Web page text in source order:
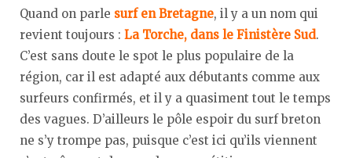
Quand on parle surf en Bretagne, il y a un nom qui
revient toujours : La Torche, dans le Finistère Sud.
C’est sans doute le spot le plus populaire de la
région, car il est adapté aux débutants comme aux
surfeurs confirmés, et il y a quasiment tout le temps
des vagues. D’ailleurs le pôle espoir du surf breton
ne s’y trompe pas, puisque c’est ici qu’ils viennent